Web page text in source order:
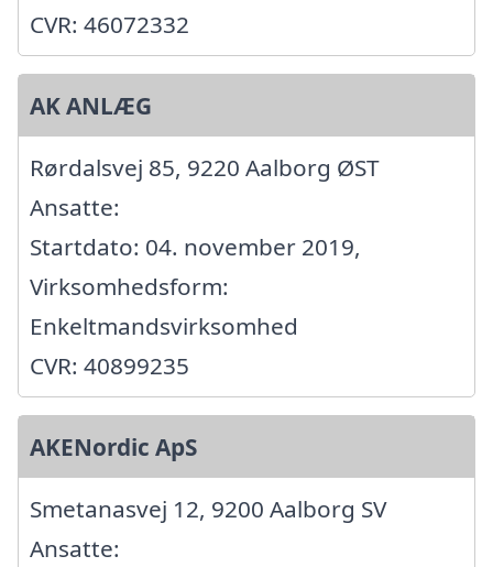
CVR: 46072332
AK ANLÆG
Rørdalsvej 85, 9220 Aalborg ØST
Ansatte:
Startdato: 04. november 2019,
Virksomhedsform:
Enkeltmandsvirksomhed
CVR: 40899235
AKENordic ApS
Smetanasvej 12, 9200 Aalborg SV
Ansatte: